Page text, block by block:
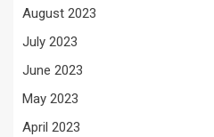
August 2023
July 2023
June 2023
May 2023
April 2023